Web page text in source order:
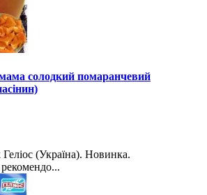
солодкий помаранчевий
(Україна). Новинка.